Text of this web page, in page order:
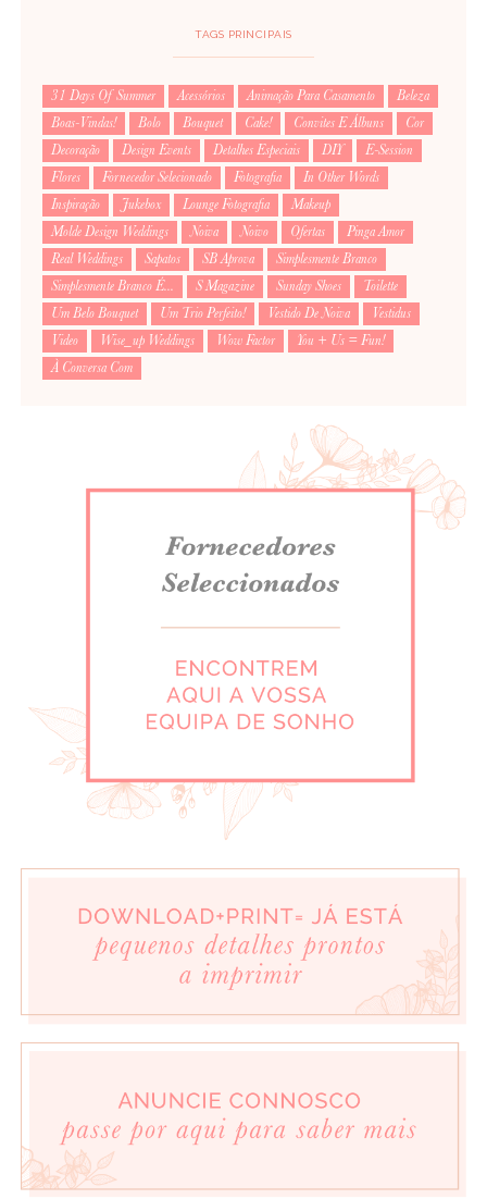
TAGS PRINCIPAIS
31 Days Of Summer Acessórios Animação Para Casamento
Beleza
Boas-Vindas!
Bolo Bouquet Cake! Convites E Álbuns
Cor
Decoração
Design Events Detalhes Especiais DIY
E-Session
Flores
Fornecedor Selecionado Fotografia
In Other Words
Inspiração
Jukebox Lounge Fotografia
Makeup
Molde Design Weddings
Noiva Noivo Ofertas
Pinga Amor
Real Weddings
Sapatos SB Aprova
Simplesmente Branco
Simplesmente Branco É...
S Magazine Sunday Shoes
Toilette
Um Belo Bouquet
Um Trio Perfeito! Vestido De Noiva
Vestidus
Video
Wise_up Weddings Wow Factor
You + Us = Fun!
À Conversa Com